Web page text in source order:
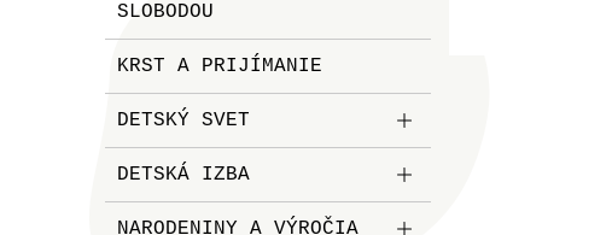
SLOBODOU
KRST A PRIJÍMANIE
DETSKÝ SVET
DETSKÁ IZBA
NARODENINY A VÝROČIA